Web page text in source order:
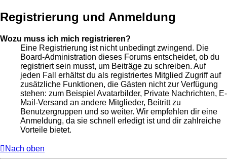
Registrierung und Anmeldung
Wozu muss ich mich registrieren?
Eine Registrierung ist nicht unbedingt zwingend. Die
Board-Administration dieses Forums entscheidet, ob du
registriert sein musst, um Beiträge zu schreiben. Auf
jeden Fall erhältst du als registriertes Mitglied Zugriff auf
zusätzliche Funktionen, die Gästen nicht zur Verfügung
stehen: zum Beispiel Avatarbilder, Private Nachrichten, E-
Mail-Versand an andere Mitglieder, Beitritt zu
Benutzergruppen und so weiter. Wir empfehlen dir eine
Anmeldung, da sie schnell erledigt ist und dir zahlreiche
Vorteile bietet.
Nach oben